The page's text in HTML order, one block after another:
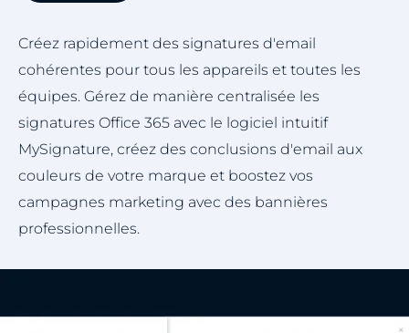
Créez rapidement des signatures d'email
cohérentes pour tous les appareils et toutes les
équipes. Gérez de manière centralisée les
signatures Office 365 avec le logiciel intuitif
MySignature, créez des conclusions d'email aux
couleurs de votre marque et boostez vos
campagnes marketing avec des bannières
professionnelles.